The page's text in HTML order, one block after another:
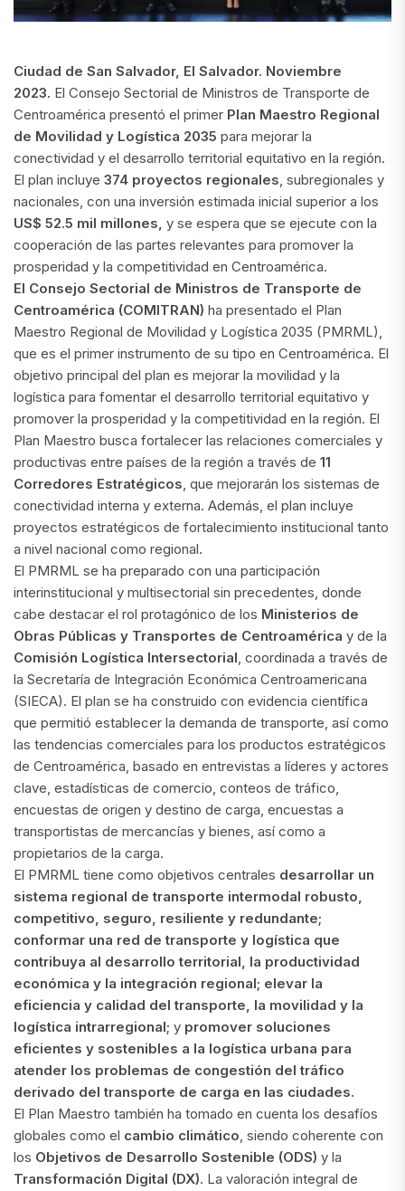
Ciudad de San Salvador, El Salvador. Noviembre
2023. El Consejo Sectorial de Ministros de Transporte de
Centroamérica presentó el primer Plan Maestro Regional
de Movilidad y Logística 2035 para mejorar la
conectividad y el desarrollo territorial equitativo en la región.
El plan incluye 374 proyectos regionales , subregionales y
nacionales, con una inversión estimada inicial superior a los
US$ 52.5 mil millones, y se espera que se ejecute con la
cooperación de las partes relevantes para promover la
prosperidad y la competitividad en Centroamérica.
El Consejo Sectorial de Ministros de Transporte de
Centroamérica (COMITRAN) ha presentado el Plan
Maestro Regional de Movilidad y Logística 2035 (PMRML),
que es el primer instrumento de su tipo en Centroamérica. El
objetivo principal del plan es mejorar la movilidad y la
logística para fomentar el desarrollo territorial equitativo y
promover la prosperidad y la competitividad en la región. El
Plan Maestro busca fortalecer las relaciones comerciales y
productivas entre países de la región a través de 11
Corredores Estratégicos , que mejorarán los sistemas de
conectividad interna y externa. Además, el plan incluye
proyectos estratégicos de fortalecimiento institucional tanto
a nivel nacional como regional.
El PMRML se ha preparado con una participación
interinstitucional y multisectorial sin precedentes, donde
cabe destacar el rol protagónico de los Ministerios de
Obras Públicas y Transportes de Centroamérica y de la
Comisión Logística Intersectorial , coordinada a través de
la Secretaría de Integración Económica Centroamericana
(SIECA). El plan se ha construido con evidencia científica
que permitió establecer la demanda de transporte, así como
las tendencias comerciales para los productos estratégicos
de Centroamérica, basado en entrevistas a líderes y actores
clave, estadísticas de comercio, conteos de tráfico,
encuestas de origen y destino de carga, encuestas a
transportistas de mercancías y bienes, así como a
propietarios de la carga.
El PMRML tiene como objetivos centrales desarrollar un
sistema regional de transporte intermodal robusto,
competitivo, seguro, resiliente y redundante;
conformar una red de transporte y logística que
contribuya al desarrollo territorial, la productividad
económica y la integración regional; elevar la
eficiencia y calidad del transporte, la movilidad y la
logística intrarregional; y promover soluciones
eficientes y sostenibles a la logística urbana para
atender los problemas de congestión del tráfico
derivado del transporte de carga en las ciudades.
El Plan Maestro también ha tomado en cuenta los desafíos
globales como el cambio climático , siendo coherente con
los Objetivos de Desarrollo Sostenible (ODS) y la
Transformación Digital (DX). La valoración integral de